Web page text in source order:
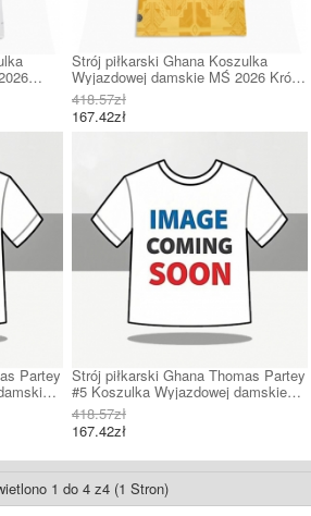
Strój piłkarski Ghana Koszulka
Wyjazdowej damskie MŚ 2026 Krótki
Rękaw
418.57zł
167.42zł
Partey Strój piłkarski Ghana Thomas Partey
#5 Koszulka Wyjazdowej damskie
MŚ 2026 Krótki Rękaw
418.57zł
167.42zł
1 do 4 z4 (1 Stron)